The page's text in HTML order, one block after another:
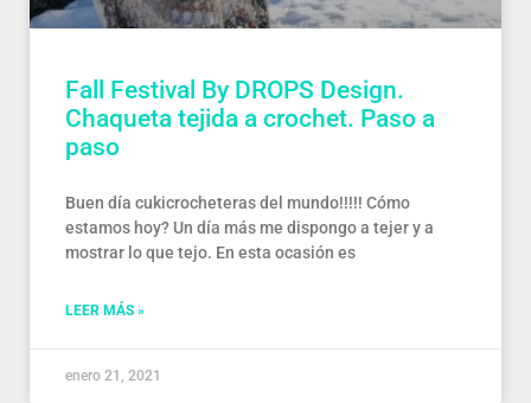
Fall Festival By DROPS Design.
Chaqueta tejida a crochet. Paso a
paso
Buen día cukicrocheteras del mundo!!!!! Cómo
estamos hoy? Un día más me dispongo a tejer y a
mostrar lo que tejo. En esta ocasión es
LEER MÁS »
enero 21, 2021